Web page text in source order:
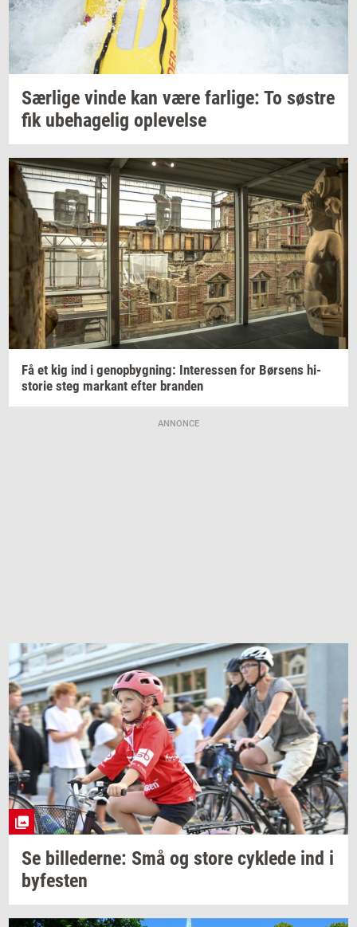
Sær­li­ge vinde kan være far­li­ge: To sø­stre
fik ube­ha­ge­lig op­le­vel­se
Få et kig ind i genop­byg­ning: In­ter­es­sen for Bør­sens hi­
sto­rie steg mar­kant efter bran­den
ANNONCE
Se bil­le­der­ne: Små og store cyk­le­de ind i
by­fe­sten